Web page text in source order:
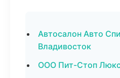
Автосалон Авто
Владивосток
ООО Пит-Стоп